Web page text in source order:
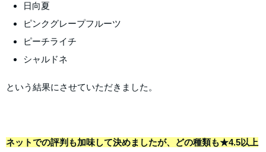
日向夏
ピンクグレープフルーツ
ピーチライチ
シャルドネ
という結果にさせていただきました。
ネットでの評判も加味して決めましたが、どの種類も★4.5以上